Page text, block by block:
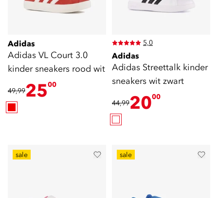
Adidas
Adidas VL Court 3.0
kinder sneakers rood wit
49,992500
5,0
Adidas
Adidas Streettalk kinder
sneakers wit zwart
44,992000
sale sale